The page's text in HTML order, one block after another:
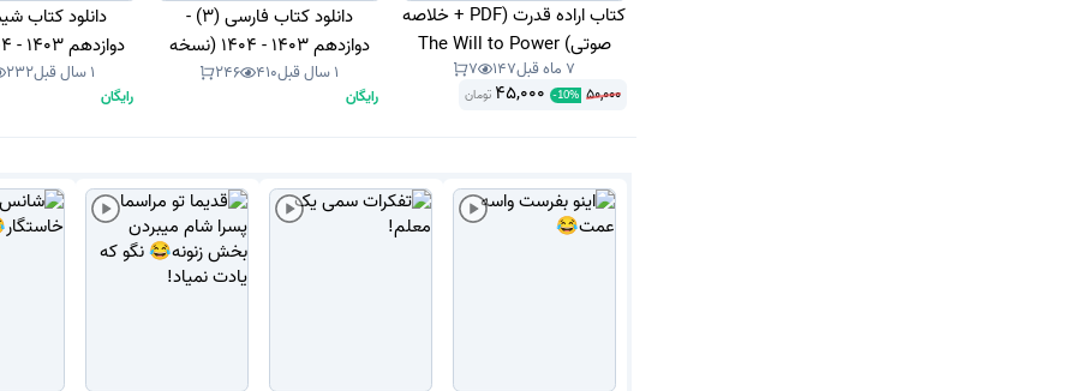
کتاب اراده قدرت (PDF + خلاصه
صوتی) The Will to Power
7 ماه قبل 147
7
50,000
-10%
45,000 تومان
دانلود کتاب فارسی (3) -
دوازدهم 1403 - 1404 (نسخه
PDF)
1 سال قبل 410
246
رایگان
PDF)
1 سال قبل 232
رایگان